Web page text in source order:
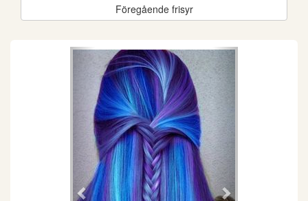
Föregående frisyr
Föregående